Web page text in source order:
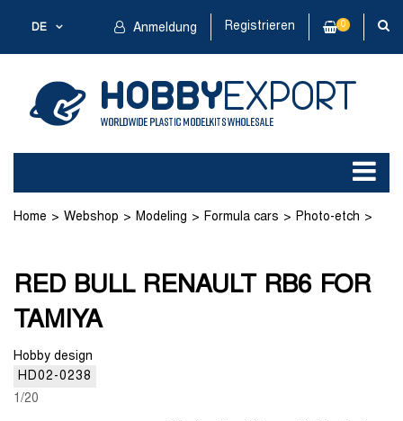
DE Anmeldung Registrieren 0
Home Webshop Modeling Formula cars Photo-etch
RED BULL RENAULT RB6 FOR
TAMIYA
Hobby design
HD02-0238
1/20